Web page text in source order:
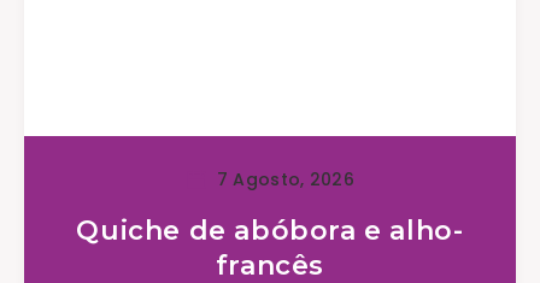
7 Agosto, 2026
Quiche de abóbora e alho-
francês